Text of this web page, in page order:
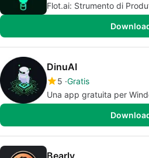
Flot.ai: Strumento di
DinuAI
5 Gratis
Una app gratuita per
Bearly